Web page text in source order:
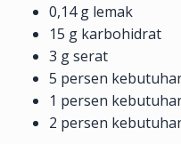
0,14 g lemak
15 g karbohidrat
3 g serat
5 persen
1 persen
2 persen